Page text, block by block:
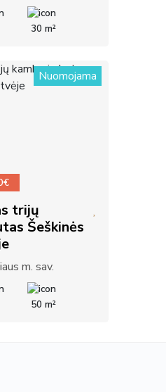
30 m²
Nuomojama
trijų
Šeškinės
m. sav.
50 m²